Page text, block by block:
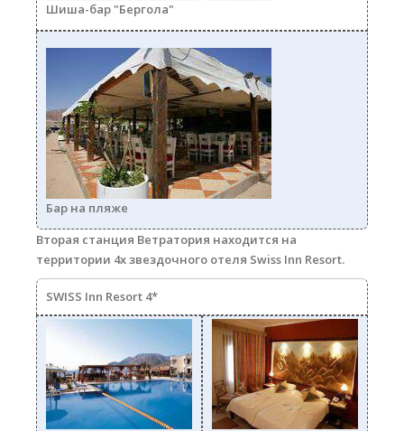
Шиша-бар "Бергола"
2mini.jpg
Бар на пляже
Вторая станция Ветратория находится на
территории 4х звездочного отеля Swiss Inn Resort.
SWISS Inn Resort 4*
1.jpg 1mini.jpg